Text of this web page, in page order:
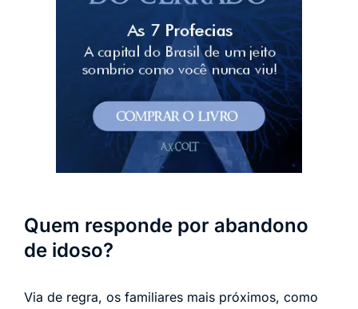
Quem responde por abandono
de idoso?
Via de regra, os familiares mais próximos, como